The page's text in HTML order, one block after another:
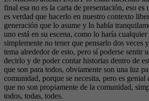
final esa no es la carta de presentación, eso es
es verdad que hacerlo en nuestro contexto
generación que lo asume y lo habla
uno está en su escena, como lo haría
simplemente no tener que pensarlo dos veces
tema alrededor de esto, pero sí poderse sentir
decirlo y de poder contar historias dentro de
que son para todos, obviamente son una luz
comunidad, porque se necesita, pero es genial
que no son propiamente de la comunidad,
todos, todas, todes.